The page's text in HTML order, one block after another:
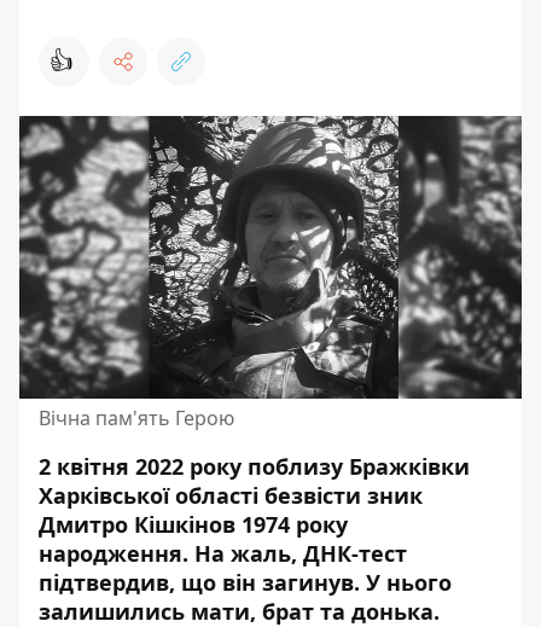
👍
Вічна пам'ять Герою
2 квітня 2022 року поблизу Бражківки
Харківської області безвісти зник
Дмитро Кішкінов 1974 року
народження. На жаль, ДНК-тест
підтвердив, що він загинув. У нього
залишились мати, брат та донька.